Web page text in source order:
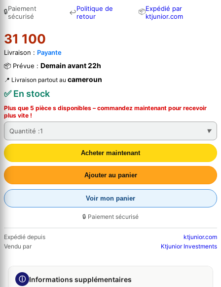
🔒Paiement
sécurisé
↩Politique de
retour
📦Expédié par
ktjunior.com
31 100
Livraison : Payante
📦 Prévue : Demain avant 22h
📍 Livraison partout au cameroun
✅ En stock
Plus que 5 pièce s disponibles – commandez maintenant pour recevoir
plus vite !
Quantité :1
Acheter maintenant
Ajouter au panier
Voir mon panier
🔒 Paiement sécurisé
Expédié depuis
ktjunior.com
Vendu par
Ktjunior Investments
ⓘ Informations supplémentaires